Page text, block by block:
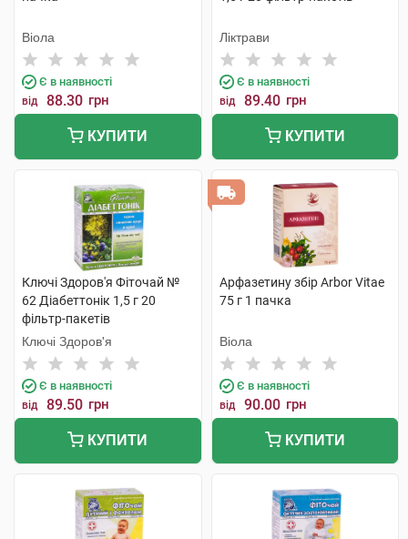
Віола
Є в наявності
від 88.30 грн
КУПИТИ
Ліктрави
Є в наявності
від 89.40 грн
КУПИТИ
Ключі Здоров'я Фіточай №
62 Діабеттонік 1,5 г 20
фільтр-пакетів
Ключі Здоров'я
Є в наявності
від 89.50 грн
КУПИТИ
Арфазетину збір Arbor Vitae
75 г 1 пачка
Віола
Є в наявності
від 90.00 грн
КУПИТИ